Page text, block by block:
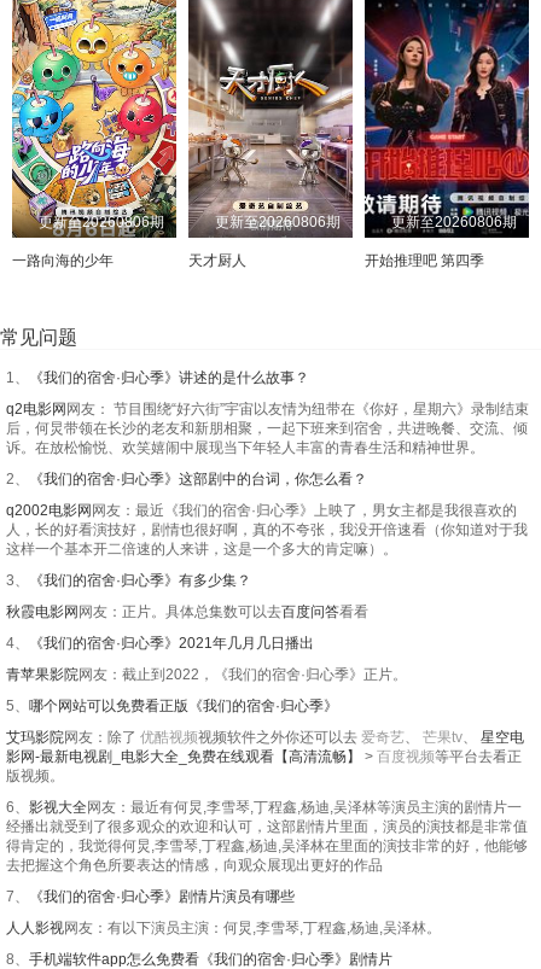
更新至20260806期
一路向海的少年
更新至20260806期
天才厨人
更新至20260806期
开始推理吧 第四季
常见问题
1、
《我们的宿舍·归心季》讲述的是什么故事？
q2电影网网友： 节目围绕“好六街”宇宙以友情为纽带在《你好，星期六》录制结束
后，何炅带领在长沙的老友和新朋相聚，一起下班来到宿舍，共进晚餐、交流、倾
诉。在放松愉悦、欢笑嬉闹中展现当下年轻人丰富的青春生活和精神世界。
2、
《我们的宿舍·归心季》这部剧中的台词，你怎么看？
q2002电影网网友：最近《我们的宿舍·归心季》上映了，男女主都是我很喜欢的
人，长的好看演技好，剧情也很好啊，真的不夸张，我没开倍速看（你知道对于我
这样一个基本开二倍速的人来讲，这是一个多大的肯定嘛）。
3、
《我们的宿舍·归心季》有多少集？
秋霞电影网网友：正片。具体总集数可以去百度问答看看
4、
《我们的宿舍·归心季》2021年几月几日播出
青苹果影院网友：截止到2022，《我们的宿舍·归心季》正片。
5、 哪个网站可以免费看正版《我们的宿舍·归心季》
艾玛影院网友：除了 优酷视频视频软件之外你还可以去 爱奇艺、 芒果tv、 星空电
影网-最新电视剧_电影大全_免费在线观看【高清流畅】 > 百度视频等平台去看正
版视频。
6、 影视大全网友：最近有何炅,李雪琴,丁程鑫,杨迪,吴泽林等演员主演的剧情片一
经播出就受到了很多观众的欢迎和认可，这部剧情片里面，演员的演技都是非常值
得肯定的，我觉得何炅,李雪琴,丁程鑫,杨迪,吴泽林在里面的演技非常的好，他能够
去把握这个角色所要表达的情感，向观众展现出更好的作品
7、
《我们的宿舍·归心季》剧情片演员有哪些
人人影视网友：有以下演员主演：何炅,李雪琴,丁程鑫,杨迪,吴泽林。
8、 手机端软件app怎么免费看《我们的宿舍·归心季》剧情片